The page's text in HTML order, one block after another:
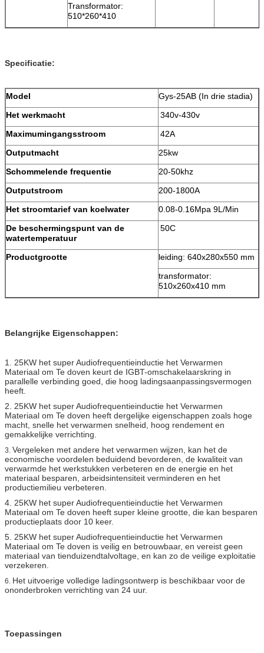
Transformator:
510*260*410
Specificatie:
Model
Gys-25AB (In drie stadia)
Het werkmacht
340v-430v
Maximumingangsstroom
42A
Outputmacht
25kw
Schommelende frequentie
20-50khz
Outputstroom
200-1800A
Het stroomtarief van koelwater
0.08-0.16Mpa 9L/Min
De beschermingspunt van de
watertemperatuur
50C
Productgrootte
leiding: 640x280x550 mm
transformator:
510x260x410 mm
Belangrijke Eigenschappen:
1. 25KW het super Audiofrequentieinductie het Verwarmen
Materiaal om Te doven keurt de IGBT-omschakelaarskring in
parallelle verbinding goed, die hoog ladingsaanpassingsvermogen
heeft.
2. 25KW het super Audiofrequentieinductie het Verwarmen
Materiaal om Te doven heeft dergelijke eigenschappen zoals hoge
macht, snelle het verwarmen snelheid, hoog rendement en
gemakkelijke verrichting.
3. Vergeleken met andere het verwarmen wijzen, kan het de
economische voordelen beduidend bevorderen, de kwaliteit van
verwarmde het werkstukken verbeteren en de energie en het
materiaal besparen, arbeidsintensiteit verminderen en het
productiemilieu verbeteren.
4. 25KW het super Audiofrequentieinductie het Verwarmen
Materiaal om Te doven heeft super kleine grootte, die kan besparen
productieplaats door 10 keer.
5. 25KW het super Audiofrequentieinductie het Verwarmen
Materiaal om Te doven is veilig en betrouwbaar, en vereist geen
materiaal van tienduizendtalvoltage, en kan zo de veilige exploitatie
verzekeren.
6. Het uitvoerige volledige ladingsontwerp is beschikbaar voor de
ononderbroken verrichting van 24 uur.
Toepassingen